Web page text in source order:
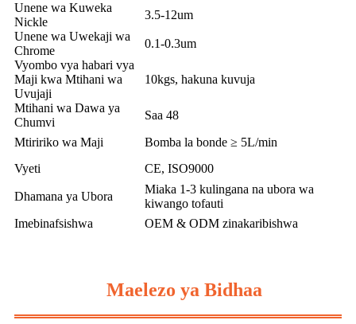
Unene wa Kuweka
Nickle
3.5-12um
Unene wa Uwekaji wa
Chrome
0.1-0.3um
Vyombo vya habari vya
Maji kwa Mtihani wa
Uvujaji
10kgs, hakuna kuvuja
Mtihani wa Dawa ya
Chumvi
Saa 48
Mtiririko wa Maji
Bomba la bonde ≥ 5L/min
Vyeti
CE, ISO9000
Dhamana ya Ubora
Miaka 1-3 kulingana na ubora wa
kiwango tofauti
Imebinafsishwa
OEM & ODM zinakaribishwa
Maelezo ya Bidhaa